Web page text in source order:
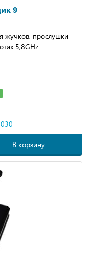
9
жучков, прослушки
5,8GHz
В корзину